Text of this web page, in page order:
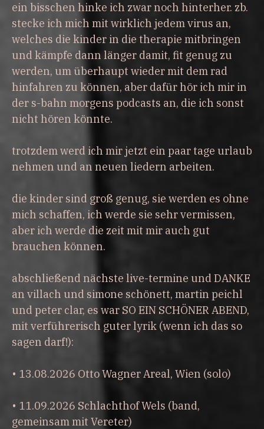
ein bisschen hinke ich zwar noch hinterher. zb.
stecke ich mich mit wirklich jedem virus an,
welches die kinder in die therapie mitbringen
und kämpfe dann länger damit, fit genug zu
werden, um überhaupt wieder mit dem rad
hinfahren zu können, aber dafür hör ich mir in
der s-bahn morgens podcasts an, die ich sonst
nicht hören könnte.
trotzdem werd ich mir jetzt ein paar tage urlaub
nehmen und an neuen liedern arbeiten.
die kinder sind groß genug, sie werden es ohne
mich schaffen, ich werde sie sehr vermissen,
aber ich werde die zeit mit mir auch gut
brauchen können.
abschließend nächste live-termine und DANKE
an villach und simone schönett, martin peichl
und peter clar, es war SO EIN SCHÖNER ABEND,
mit verführerisch guter lyrik (wenn ich das so
sagen darf!):
• 13.08.2026 Otto Wagner Areal, Wien (solo)
• 11.09.2026 Schlachthof Wels (band,
gemeinsam mit Vereter)